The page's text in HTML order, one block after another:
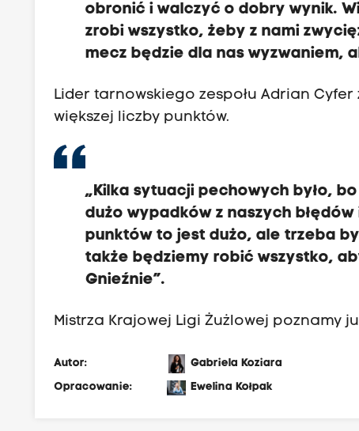
obronić i walczyć o dobry wynik.
zrobi wszystko, żeby z nami
mecz będzie dla nas wyzwaniem,
Lider tarnowskiego zespołu Adrian Cyfer
większej liczby punktów.
„Kilka sytuacji pechowych było,
dużo wypadków z naszych
punktów to jest dużo, ale trzeba
także będziemy robić wszystko,
Gnieźnie”.
Mistrza Krajowej Ligi Żużlowej poznamy
Autor:
Gabriela Koziara
Opracowanie:
Ewelina Kołpak